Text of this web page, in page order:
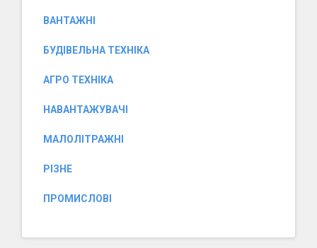
ВАНТАЖНІ
БУДІВЕЛЬНА ТЕХНІКА
АГРО ТЕХНІКА
НАВАНТАЖУВАЧІ
МАЛОЛІТРАЖНІ
РІЗНЕ
ПРОМИСЛОВІ